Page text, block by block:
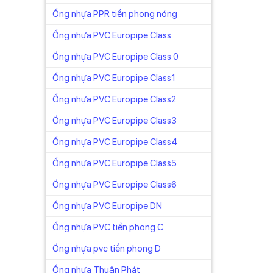
Ống nhựa PPR tiền phong nóng
Ống nhựa PVC Europipe Class
Ống nhựa PVC Europipe Class 0
Ống nhựa PVC Europipe Class1
Ống nhựa PVC Europipe Class2
Ống nhựa PVC Europipe Class3
Ống nhựa PVC Europipe Class4
Ống nhựa PVC Europipe Class5
Ống nhựa PVC Europipe Class6
Ống nhựa PVC Europipe DN
Ống nhựa PVC tiền phong C
Ống nhựa pvc tiền phong D
Ống nhựa Thuận Phát